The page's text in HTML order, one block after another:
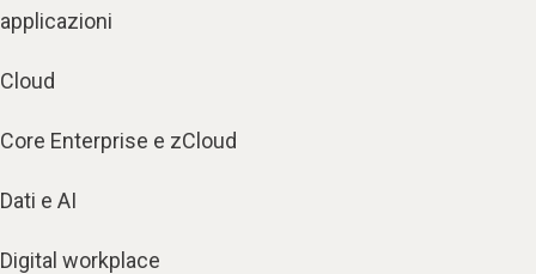
applicazioni
Cloud
Core Enterprise e zCloud
Dati e AI
Digital workplace